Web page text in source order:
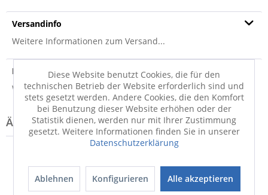
Versandinfo
Weitere Informationen zum Versand...
Hersteller
Weitere Informationen zum Hersteller...
Diese Website benutzt Cookies, die für den
technischen Betrieb der Website erforderlich sind und
stets gesetzt werden. Andere Cookies, die den Komfort
bei Benutzung dieser Website erhöhen oder der
Statistik dienen, werden nur mit Ihrer Zustimmung
gesetzt. Weitere Informationen finden Sie in unserer
Datenschutzerklärung
Ablehnen Konfigurieren Alle akzeptieren